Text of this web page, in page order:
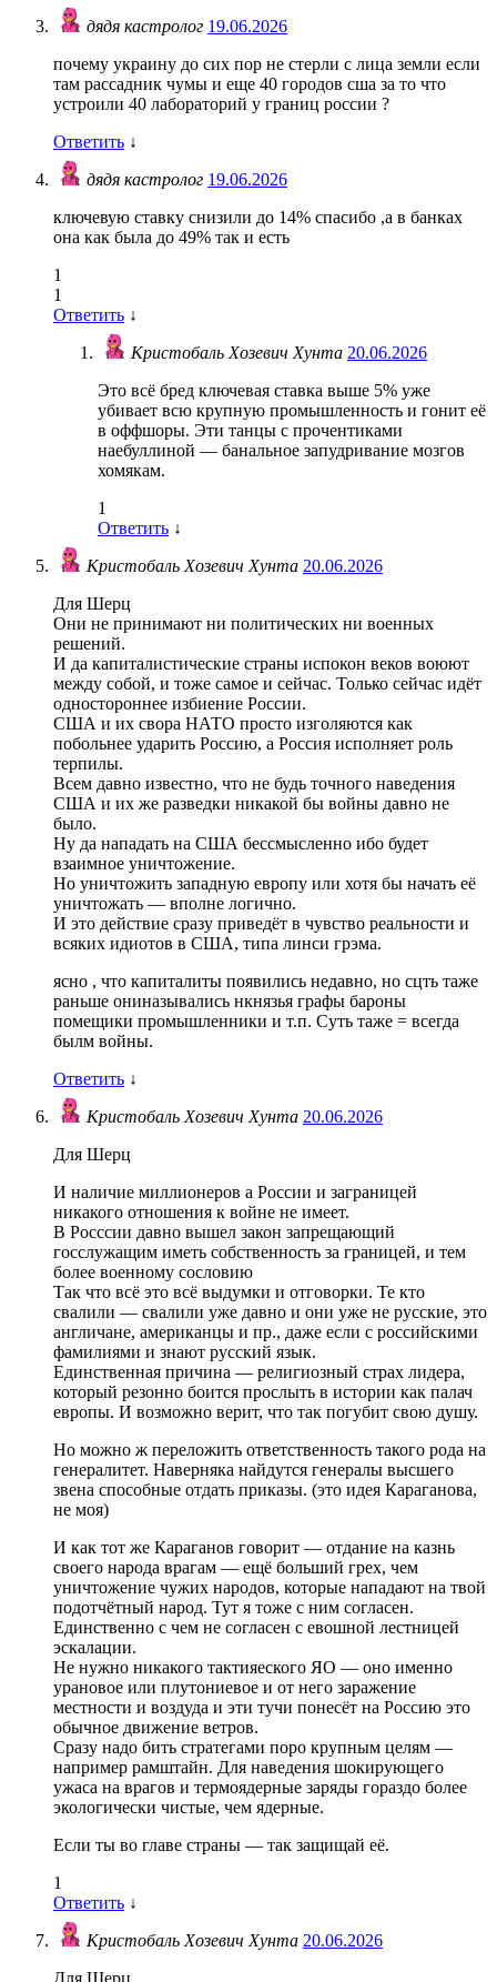
дядя кастролог 19.06.2026
почему украину до сих пор не стерли с лица земли если
там рассадник чумы и еще 40 городов сша за то что
устроили 40 лабораторий у границ россии ?
Ответить ↓
дядя кастролог 19.06.2026
ключевую ставку снизили до 14% спасибо ,а в банках
она как была до 49% так и есть
1
1
Ответить ↓
Кристобаль Хозевич Хунта 20.06.2026
Это всё бред ключевая ставка выше 5% уже
убивает всю крупную промышленность и гонит её
в оффшоры. Эти танцы с прочентиками
наебуллиной — банальное запудривание мозгов
хомякам.
1
Ответить ↓
Кристобаль Хозевич Хунта 20.06.2026
Для Шерц
Они не принимают ни политических ни военных
решений.
И да капиталистические страны испокон веков воюют
между собой, и тоже самое и сейчас. Только сейчас идёт
одностороннее избиение России.
США и их свора НАТО просто изголяются как
побольнее ударить Россию, а Россия исполняет роль
терпилы.
Всем давно известно, что не будь точного наведения
США и их же разведки никакой бы войны давно не
было.
Ну да нападать на США бессмысленно ибо будет
взаимное уничтожение.
Но уничтожить западную европу или хотя бы начать её
уничтожать — вполне логично.
И это действие сразу приведёт в чувство реальности и
всяких идиотов в США, типа линси грэма.
ясно , что капиталиты появились недавно, но сцть таже
раньше ониназывались нкнязья графы бароны
помещики промышленники и т.п. Суть таже = всегда
былм войны.
Ответить ↓
Кристобаль Хозевич Хунта 20.06.2026
Для Шерц
И наличие миллионеров а России и заграницей
никакого отношения к войне не имеет.
В Росссии давно вышел закон запрещающий
госслужащим иметь собственность за границей, и тем
более военному сословию
Так что всё это всё выдумки и отговорки. Те кто
свалили — свалили уже давно и они уже не русские, это
англичане, американцы и пр., даже если с российскими
фамилиями и знают русский язык.
Единственная причина — религиозный страх лидера,
который резонно боится прослыть в истории как палач
европы. И возможно верит, что так погубит свою душу.
Но можно ж переложить ответственность такого рода на
генералитет. Наверняка найдутся генералы высшего
звена способные отдать приказы. (это идея Караганова,
не моя)
И как тот же Караганов говорит — отдание на казнь
своего народа врагам — ещё больший грех, чем
уничтожение чужих народов, которые нападают на твой
подотчётный народ. Тут я тоже с ним согласен.
Единственно с чем не согласен с евошной лестницей
эскалации.
Не нужно никакого тактияеского ЯО — оно именно
урановое или плутониевое и от него заражение
местности и воздуда и эти тучи понесёт на Россию это
обычное движение ветров.
Сразу надо бить стратегами поро крупным целям —
например рамштайн. Для наведения шокирующего
ужаса на врагов и термоядерные заряды гораздо более
экологически чистые, чем ядерные.
Если ты во главе страны — так защищай её.
1
Ответить ↓
Кристобаль Хозевич Хунта 20.06.2026